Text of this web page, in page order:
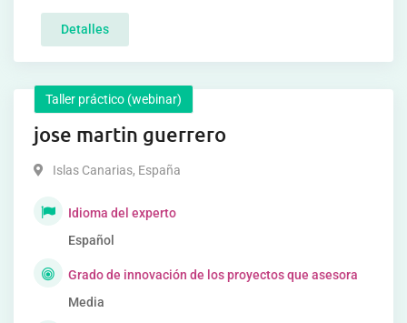
Detalles
Taller práctico (webinar)
jose martin guerrero
Islas Canarias, España
Idioma del experto
Español
Grado de innovación de los proyectos que asesora
Media